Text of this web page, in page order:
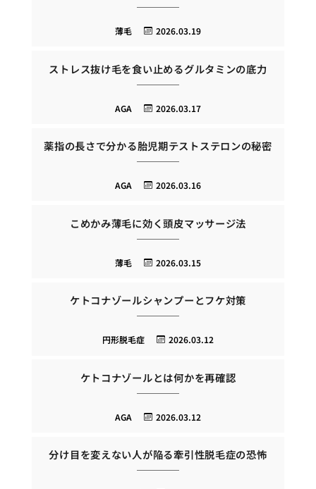
2026.03.19
薄毛
ストレス抜け毛を食い止めるグルタミンの底力
2026.03.17
AGA
薬指の長さで分かる胎児期テストステロンの秘密
2026.03.16
AGA
こめかみ薄毛に効く頭皮マッサージ法
2026.03.15
薄毛
ケトコナゾールシャンプーとフケ対策
2026.03.12
円形脱毛症
ケトコナゾールとは何かを再確認
2026.03.12
AGA
分け目を変えない人が陥る牽引性脱毛症の恐怖